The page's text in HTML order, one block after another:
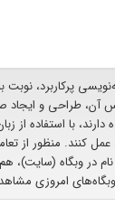
پرکاربرد،
آن، طراحی و ایجاد
با استفاده از
کنند. منظور از
در وبگاه (سایت)،
امروزی